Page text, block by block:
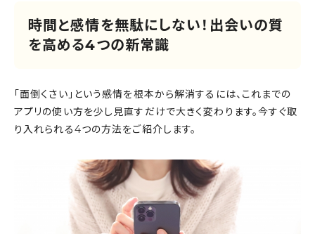
時間と感情を無駄にしない！出会いの質
を高める4つの新常識
「面倒くさい」という感情を根本から解消するには、これまでの
アプリの使い方を少し見直すだけで大きく変わります。今すぐ取
り入れられる4つの方法をご紹介します。